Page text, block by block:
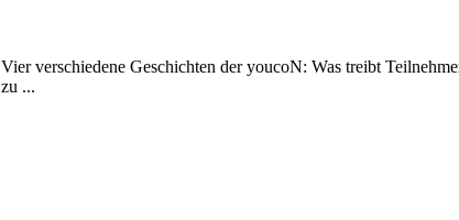
Vier verschiedene Geschichten der youcoN: Was treibt
zu ...